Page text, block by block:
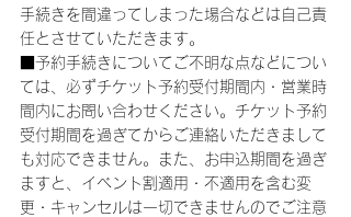
手続きを間違ってしまった場合などは自己責
任とさせていただきます。
■予約手続きについてご不明な点などについ
ては、必ずチケット予約受付期間内・営業時
間内にお問い合わせください。チケット予約
受付期間を過ぎてからご連絡いただきまして
も対応できません。また、お申込期間を過ぎ
ますと、イベント割適用・不適用を含む変
更・キャンセルは一切できませんのでご注意